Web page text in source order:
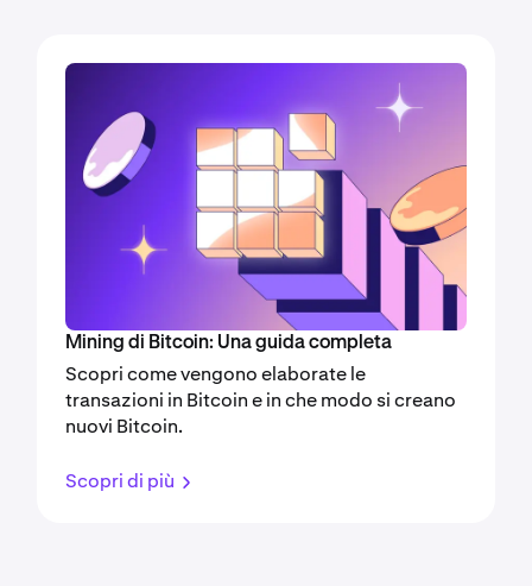
Mining di Bitcoin: Una guida completa
Scopri come vengono elaborate le
transazioni in Bitcoin e in che modo si creano
nuovi Bitcoin.
Scopri di più